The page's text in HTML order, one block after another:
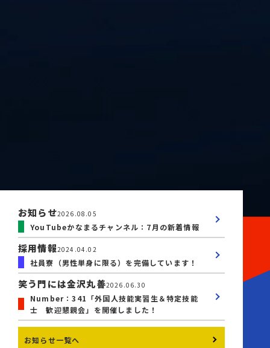
お知らせ2026.08.05
YouTubeかなまるチャンネル：7月の新着情報
採用情報2024.04.02
社員寮（男性単身に限る）を完備しています！
笑う門には金沢丸善2026.06.30
Number：341「外国人技能実習生＆特定技能
士 歓迎懇親会」を開催しました！
お知らせ一覧へ